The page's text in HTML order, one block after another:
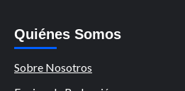
Quiénes Somos
Sobre Nosotros